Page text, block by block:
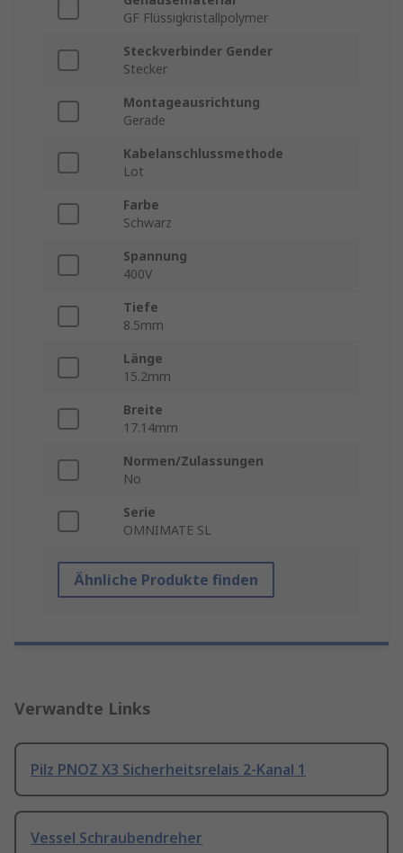
GF Flüssigkristallpolymer
Steckverbinder Gender
Stecker
Montageausrichtung
Gerade
Kabelanschlussmethode
Lot
Farbe
Schwarz
Spannung
400V
Tiefe
8.5mm
Länge
15.2mm
Breite
17.14mm
Normen/Zulassungen
No
Serie
OMNIMATE SL
Ähnliche Produkte finden
Verwandte Links
Pilz PNOZ X3 Sicherheitsrelais 2-Kanal 1
Vessel Schraubendreher